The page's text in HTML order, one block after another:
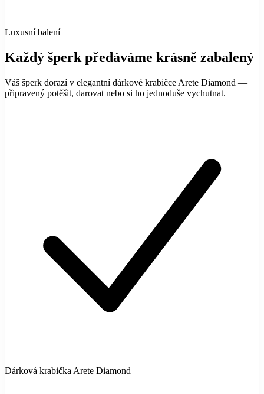
Luxusní balení
Každý šperk předáváme krásně zabalený
Váš šperk dorazí v elegantní dárkové krabičce Arete Diamond —
připravený potěšit, darovat nebo si ho jednoduše vychutnat.
Dárková krabička Arete Diamond